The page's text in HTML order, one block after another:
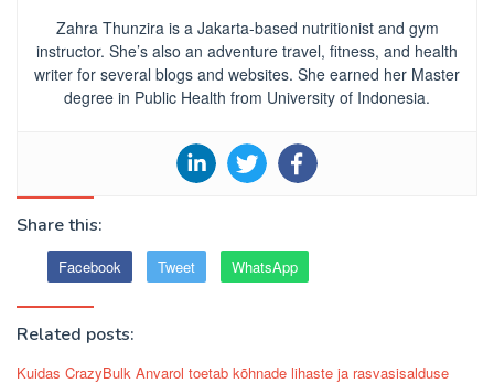
Zahra Thunzira is a Jakarta-based nutritionist and gym
instructor. She’s also an adventure travel, fitness, and health
writer for several blogs and websites. She earned her Master
degree in Public Health from University of Indonesia.
Share this:
Facebook Tweet WhatsApp
Related posts:
Kuidas CrazyBulk Anvarol toetab kõhnade lihaste ja rasvasisalduse